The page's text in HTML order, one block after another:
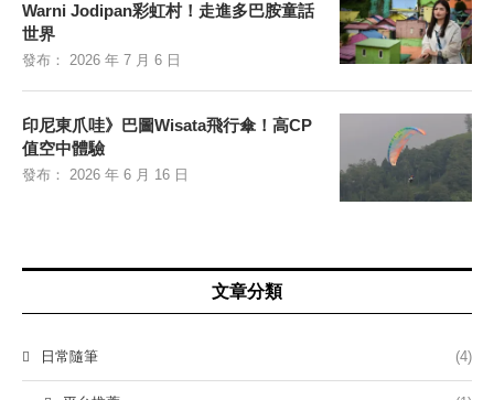
Warni Jodipan彩虹村！走進多巴胺童話
世界
發布： 2026 年 7 月 6 日
印尼東爪哇》巴圖Wisata飛行傘！高CP
值空中體驗
發布： 2026 年 6 月 16 日
文章分類
日常隨筆 (4)